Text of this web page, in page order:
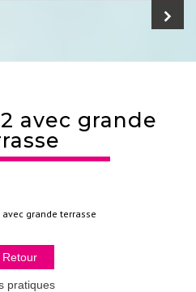
grande terrasse
Retour
pratiques